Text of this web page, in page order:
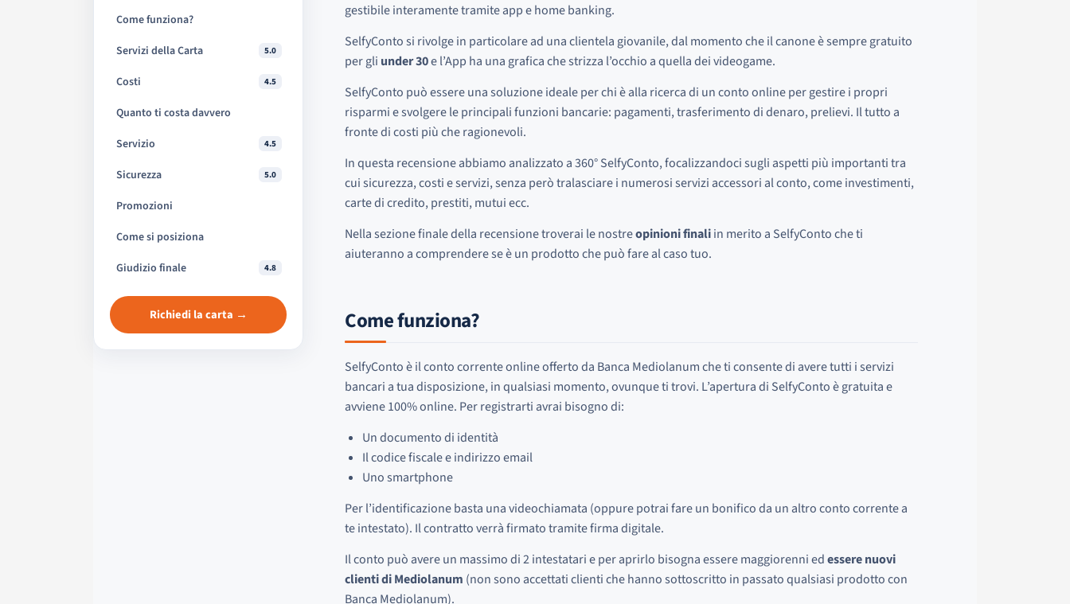
Come funziona?
Servizi della Carta
5.0
Costi 4.5
Quanto ti costa davvero
Servizio
4.5
Sicurezza 5.0
Promozioni
Come si posiziona
Giudizio finale
4.8
Richiedi la carta →
gestibile interamente tramite app e home banking.
SelfyConto si rivolge in particolare ad una clientela giovanile, dal momento che il canone è sempre gratuito
per gli under 30e l’App ha una grafica che strizza l’occhio a quella dei videogame.
SelfyConto può essere una soluzione ideale per chi è alla ricerca di un conto online per gestire i propri
risparmi e svolgere le principali funzioni bancarie: pagamenti, trasferimento di denaro, prelievi. Il tutto a
fronte di costi più che ragionevoli.
In questa recensione abbiamo analizzato a 360° SelfyConto, focalizzandoci sugli aspetti più importanti tra
cui sicurezza, costi e servizi, senza però tralasciare i numerosi servizi accessori al conto, come investimenti,
carte di credito, prestiti, mutui ecc.
Nella sezione finale della recensione troverai le nostreopinioni finaliin merito a SelfyConto che ti
aiuteranno a comprendere se è un prodotto che può fare al caso tuo.
Come funziona?
SelfyConto è il conto corrente online offerto da Banca Mediolanum che ti consente di avere tutti i servizi
bancari a tua disposizione, in qualsiasi momento, ovunque ti trovi. L’apertura di SelfyConto è gratuita e
avviene 100% online. Per registrarti avrai bisogno di:
Un documento di identità
Il codice fiscale e indirizzo email
Uno smartphone
Per l’identificazione basta una videochiamata (oppure potrai fare un bonifico da un altro conto corrente a
te intestato). Il contratto verrà firmato tramite firma digitale.
Il conto può avere un massimo di 2 intestatari e per aprirlo bisogna essere maggiorenni edessere nuovi
clienti di Mediolanum (non sono accettati clienti che hanno sottoscritto in passato qualsiasi prodotto con
Banca Mediolanum).